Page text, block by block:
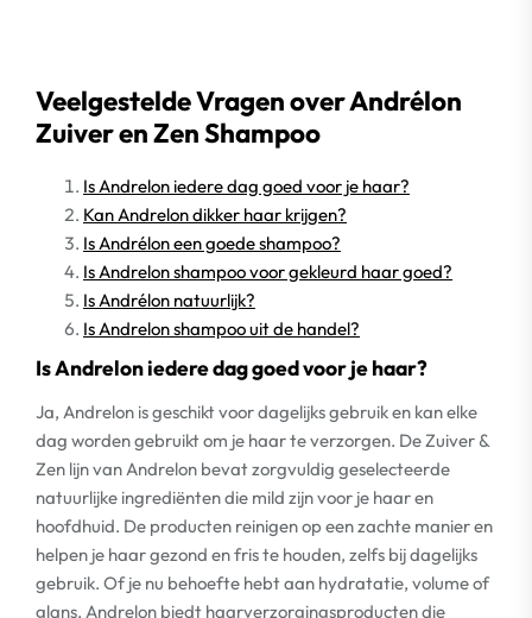
Veelgestelde Vragen over Andrélon
Zuiver en Zen Shampoo
Is Andrelon iedere dag goed voor je haar?
Kan Andrelon dikker haar krijgen?
Is Andrélon een goede shampoo?
Is Andrelon shampoo voor gekleurd haar goed?
Is Andrélon natuurlijk?
Is Andrelon shampoo uit de handel?
Is Andrelon iedere dag goed voor je haar?
Ja, Andrelon is geschikt voor dagelijks gebruik en kan elke
dag worden gebruikt om je haar te verzorgen. De Zuiver &
Zen lijn van Andrelon bevat zorgvuldig geselecteerde
natuurlijke ingrediënten die mild zijn voor je haar en
hoofdhuid. De producten reinigen op een zachte manier en
helpen je haar gezond en fris te houden, zelfs bij dagelijks
gebruik. Of je nu behoefte hebt aan hydratatie, volume of
glans, Andrelon biedt haarverzorgingsproducten die